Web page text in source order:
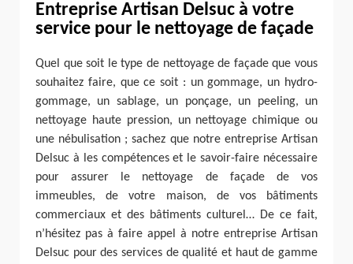
Entreprise Artisan Delsuc à votre
service pour le nettoyage de façade
Quel que soit le type de nettoyage de façade que vous
souhaitez faire, que ce soit : un gommage, un hydro-
gommage, un sablage, un ponçage, un peeling, un
nettoyage haute pression, un nettoyage chimique ou
une nébulisation ; sachez que notre entreprise Artisan
Delsuc à les compétences et le savoir-faire nécessaire
pour assurer le nettoyage de façade de vos
immeubles, de votre maison, de vos bâtiments
commerciaux et des bâtiments culturel… De ce fait,
n’hésitez pas à faire appel à notre entreprise Artisan
Delsuc pour des services de qualité et haut de gamme